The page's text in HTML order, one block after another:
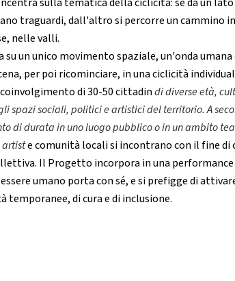
traguardi, dall'altro si percorre un cammino
nelle valli.
su un unico movimento spaziale, un'onda umana
per poi ricominciare, in una ciclicità
di 30-50 cittadindi diverse età,
spazi sociali, politici e artistici del territorio. A
di durata in uno luogo pubblico o in un ambito
artiste comunità locali si incontrano con il fine di
Il Progetto incorpora in una performance
umano porta con sé, e si prefigge di
temporanee, di cura e di inclusione.